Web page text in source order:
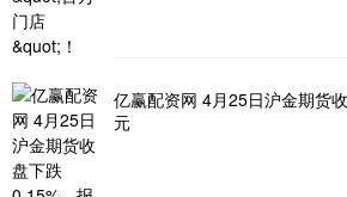
亿赢配资网 4月25日沪金期货
元